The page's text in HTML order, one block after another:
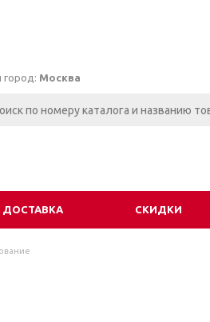
город: Москва
ДОСТАВКА СКИДКИ